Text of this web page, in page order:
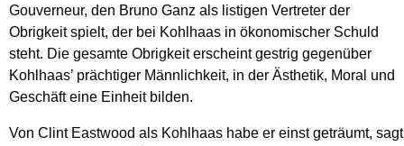
Gouverneur, den Bruno Ganz als listigen Vertreter der
Obrigkeit spielt, der bei Kohlhaas in ökonomischer Schuld
steht. Die gesamte Obrigkeit erscheint gestrig gegenüber
Kohlhaas’ prächtiger Männlichkeit, in der Ästhetik, Moral und
Geschäft eine Einheit bilden.
Von Clint Eastwood als Kohlhaas habe er einst geträumt, sagt